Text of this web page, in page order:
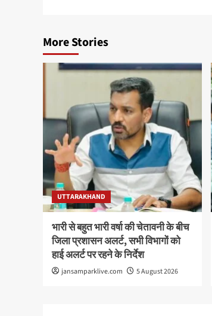
More Stories
UTTARAKHAND
भारी से बहुत भारी वर्षा की चेतावनी के बीच
जिला प्रशासन अलर्ट, सभी विभागों को
हाई अलर्ट पर रहने के निर्देश
jansamparklive.com 5 August 2026